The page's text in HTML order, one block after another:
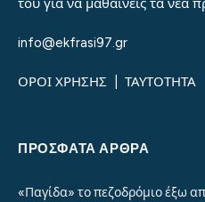
του για να μαθαίνεις τα νέα
info@ekfrasi97.gr
ΟΡΟΙ ΧΡΗΣΗΣ ΤΑΥΤΟΤΗΤΑ
ΠΡΌΣΦΑΤΑ ΆΡΘΡΑ
«Παγίδα» το πεζοδρόμιο έξω